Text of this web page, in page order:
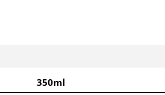
350ml